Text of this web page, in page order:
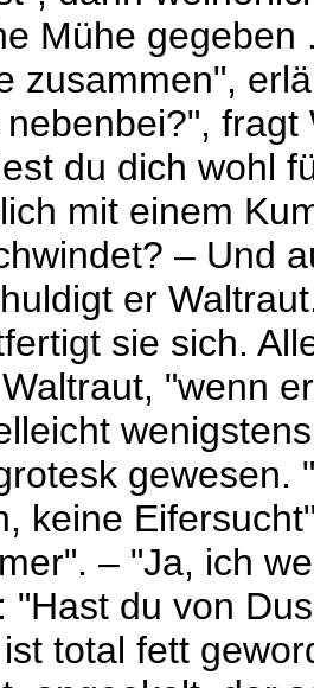
Mühe gegeben
zusammen",
fragt
du dich wohl
mit einem
– Und
er
sie sich.
"wenn
gewesen.
keine
– "Ja, ich
"Hast du von
total fett